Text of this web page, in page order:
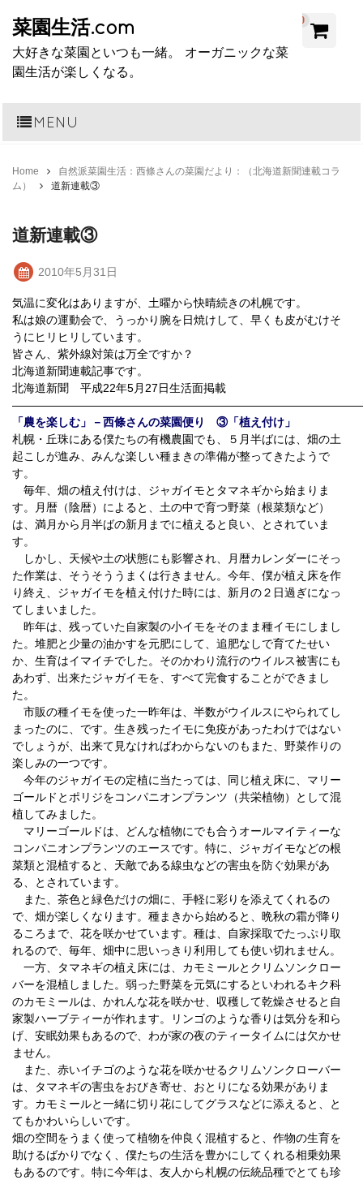
菜園生活.com
大好きな菜園といつも一緒。 オーガニックな菜
園生活が楽しくなる。
0
MENU
Home
自然派菜園生活：西條さんの菜園だより：（北海道新聞連載コラ
ム）
道新連載③
道新連載③
2010年5月31日
気温に変化はありますが、土曜から快晴続きの札幌です。
私は娘の運動会で、うっかり腕を日焼けして、早くも皮がむけそ
うにヒリヒリしています。
皆さん、紫外線対策は万全ですか？
北海道新聞連載記事です。
北海道新聞 平成22年5月27日生活面掲載
「農を楽しむ」－西條さんの菜園便り ③「植え付け」
札幌・丘珠にある僕たちの有機農園でも、５月半ばには、畑の土
起こしが進み、みんな楽しい種まきの準備が整ってきたようで
す。
毎年、畑の植え付けは、ジャガイモとタマネギから始まりま
す。月暦（陰暦）によると、土の中で育つ野菜（根菜類など）
は、満月から月半ばの新月までに植えると良い、とされていま
す。
しかし、天候や土の状態にも影響され、月暦カレンダーにそっ
た作業は、そうそううまくは行きません。今年、僕が植え床を作
り終え、ジャガイモを植え付けた時には、新月の２日過ぎになっ
てしまいました。
昨年は、残っていた自家製の小イモをそのまま種イモにしまし
た。堆肥と少量の油かすを元肥にして、追肥なしで育てたせい
か、生育はイマイチでした。そのかわり流行のウイルス被害にも
あわず、出来たジャガイモを、すべて完食することができまし
た。
市販の種イモを使った一昨年は、半数がウイルスにやられてし
まったのに、です。生き残ったイモに免疫があったわけではない
でしょうが、出来て見なければわからないのもまた、野菜作りの
楽しみの一つです。
今年のジャガイモの定植に当たっては、同じ植え床に、マリー
ゴールドとポリジをコンパニオンプランツ（共栄植物）として混
植してみました。
マリーゴールドは、どんな植物にでも合うオールマイティーな
コンパニオンプランツのエースです。特に、ジャガイモなどの根
菜類と混植すると、天敵である線虫などの害虫を防ぐ効果があ
る、とされています。
また、茶色と緑色だけの畑に、手軽に彩りを添えてくれるの
で、畑が楽しくなります。種まきから始めると、晩秋の霜が降り
るころまで、花を咲かせています。種は、自家採取でたっぷり取
れるので、毎年、畑中に思いっきり利用しても使い切れません。
一方、タマネギの植え床には、カモミールとクリムソンクロー
バーを混植しました。弱った野菜を元気にするといわれるキク科
のカモミールは、かれんな花を咲かせ、収穫して乾燥させると自
家製ハーブティーが作れます。リンゴのような香りは気分を和ら
げ、安眠効果もあるので、わが家の夜のティータイムには欠かせ
ません。
また、赤いイチゴのような花を咲かせるクリムソンクローバー
は、タマネギの害虫をおびき寄せ、おとりになる効果がありま
す。カモミールと一緒に切り花にしてグラスなどに添えると、と
てもかわいらしいです。
畑の空間をうまく使って植物を仲良く混植すると、作物の生育を
助けるばかりでなく、僕たちの生活を豊かにしてくれる相乗効果
もあるのです。特に今年は、友人から札幌の伝統品種でとても珍